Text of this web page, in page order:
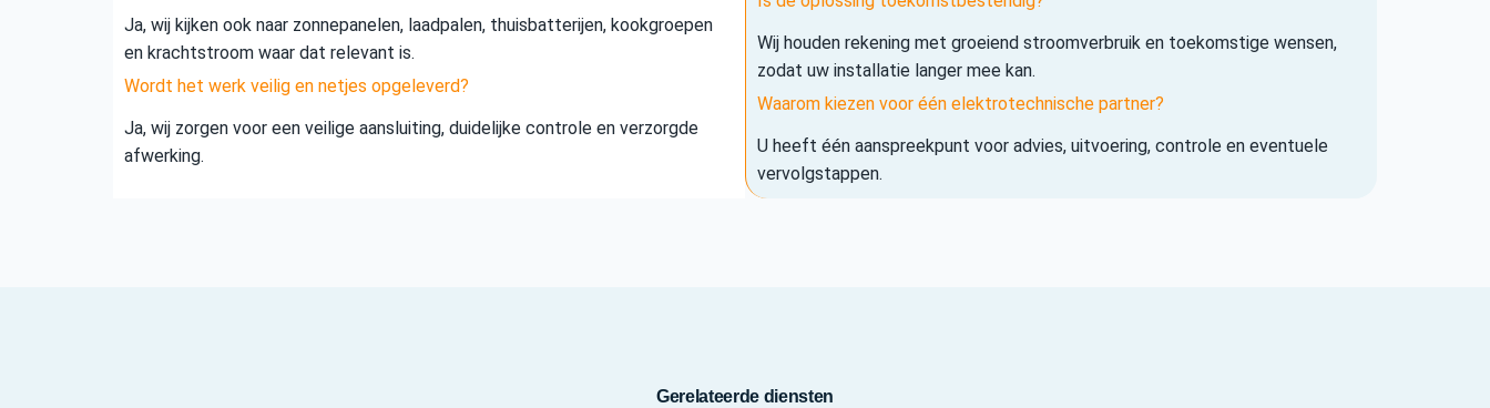
Ja, wij kijken ook naar zonnepanelen, laadpalen, thuisbatterijen, kookgroepen
en krachtstroom waar dat relevant is.
Wordt het werk veilig en netjes opgeleverd?
Ja, wij zorgen voor een veilige aansluiting, duidelijke controle en verzorgde
afwerking.
Wij houden rekening met groeiend stroomverbruik en toekomstige wensen,
zodat uw installatie langer mee kan.
Waarom kiezen voor één elektrotechnische partner?
U heeft één aanspreekpunt voor advies, uitvoering, controle en eventuele
vervolgstappen.
Gerelateerde diensten